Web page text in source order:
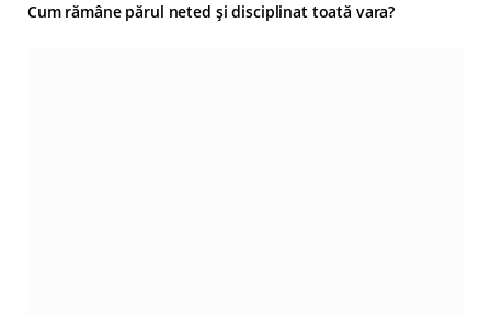
Cum rămâne părul neted și disciplinat toată vara?